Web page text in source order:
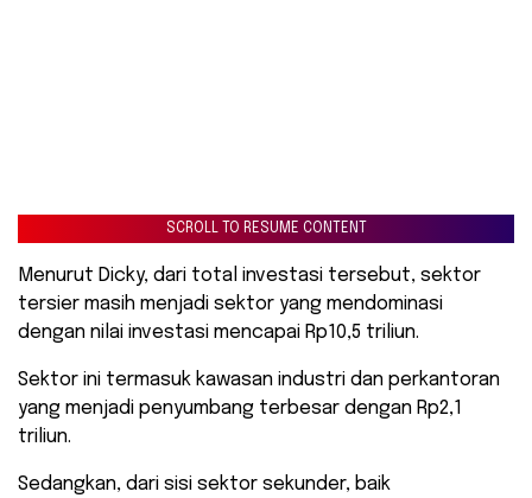
SCROLL TO RESUME CONTENT
Menurut Dicky, dari total investasi tersebut, sektor
tersier masih menjadi sektor yang mendominasi
dengan nilai investasi mencapai Rp10,5 triliun.
Sektor ini termasuk kawasan industri dan perkantoran
yang menjadi penyumbang terbesar dengan Rp2,1
triliun.
Sedangkan, dari sisi sektor sekunder, baik